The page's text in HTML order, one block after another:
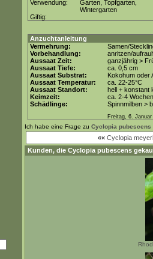
Verwendung:
Garten, Topfgarten,
Wintergarten
Giftig:
Anzuchtanleitung
Vermehrung:
Samen/
Vorbehandlung:
anritzen/
Aussaat Zeit:
ganzjährig >
Aussaat Tiefe:
ca. 0,5 cm
Aussaat Substrat:
Kokohum oder
Aussaat Temperatur:
ca. 22-25°C
Aussaat Standort:
hell + konstant
Keimzeit:
ca. 2-4 Wochen
Schädlinge:
Spinnmilben >
Freitag, 6. Januar
Ich habe eine Frage zu Cyclopia pubescens
«« Cyclopia
Kunden, die Cyclopia pubescens